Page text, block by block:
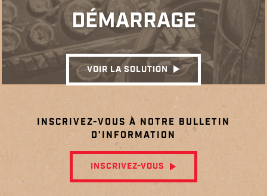
DÉMARRAGE
VOIR LA SOLUTION
INSCRIVEZ-VOUS À NOTRE BULLETIN
D’INFORMATION
INSCRIVEZ-VOUS